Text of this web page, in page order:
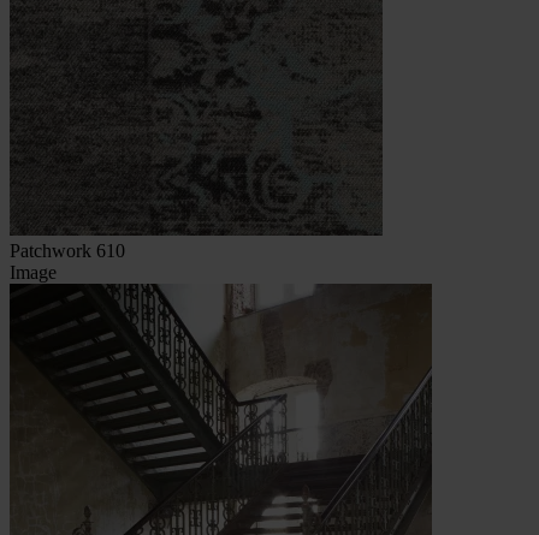
Patchwork 610
Image